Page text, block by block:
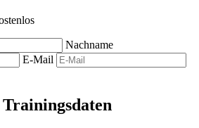
Nachname
E-Mail